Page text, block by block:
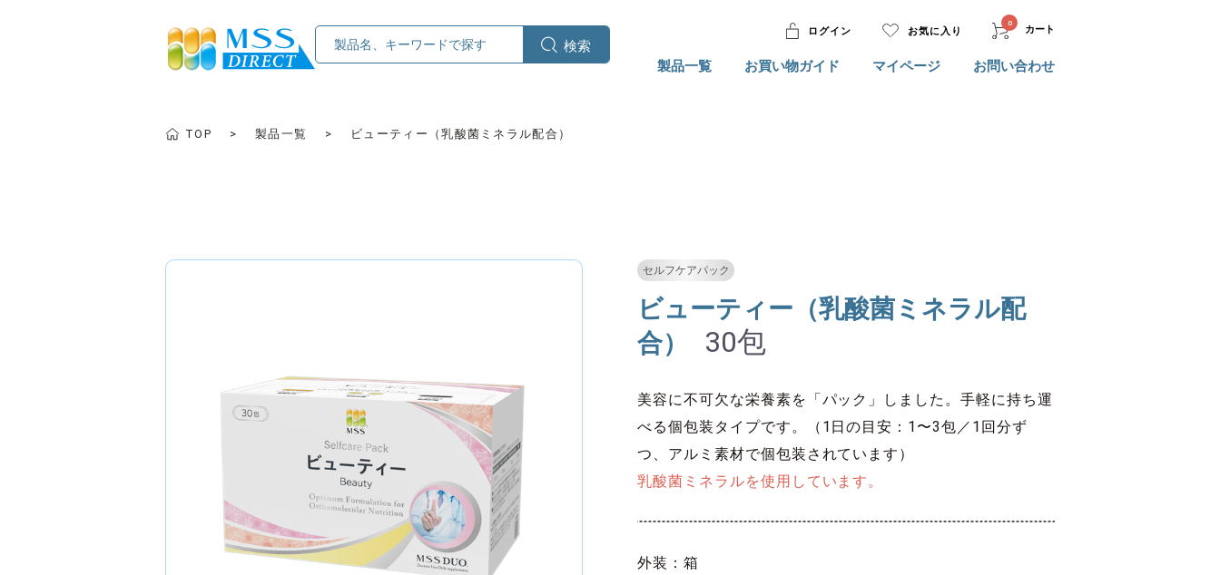
ログイン お気に入り
0
カート
製品一覧 お買い物ガイド マイページ お問い合わせ
TOP 製品一覧 ビューティー（乳酸菌ミネラル配合）
セルフケアパック
ビューティー（乳酸菌ミネラル配
合）
30包
美容に不可欠な栄養素を「パック」しました。手軽に持ち運
べる個包装タイプです。（1日の目安：1〜3包／1回分ず
つ、アルミ素材で個包装されています）
乳酸菌ミネラルを使用しています。
外装：箱